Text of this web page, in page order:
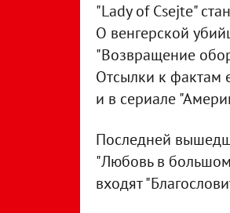
"Lady of Csejte"
О венгерской
"Возвращение
Отсылки к фактам
и в сериале
Последней
"Любовь в
входят